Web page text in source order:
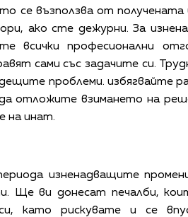
се възползва от
ако сте дежурни. За
всички професионални
сами със задачите си.
проблеми. избягвайте
отложите взимането на
на инат.
изненадващите
Ще ви донесат печалби,
като рискувате и се